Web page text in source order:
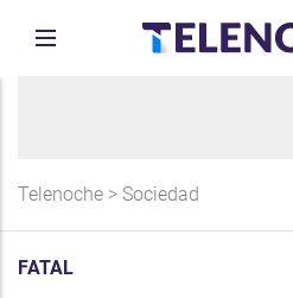
Telenoche > Sociedad
FATAL